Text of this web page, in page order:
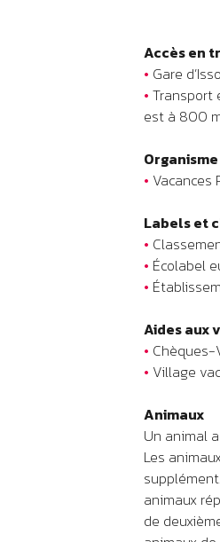
Accès en
• Gare
• Transport
est à 800
• Vacances
Labels et
•
• Écolabel
•
Aides aux
• Chèques-
• Village
Animaux
Un animal
Les
animaux
de